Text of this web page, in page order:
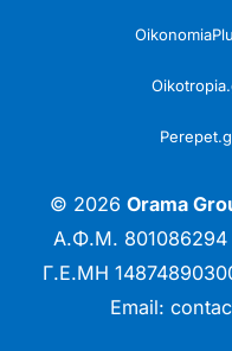
© 2026 Orama
Α.Φ.Μ. 801086294
Γ.Ε.ΜΗ
Email: